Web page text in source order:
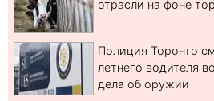
отрасли на фоне
Полиция Торонто
летнего водителя
дела об оружии